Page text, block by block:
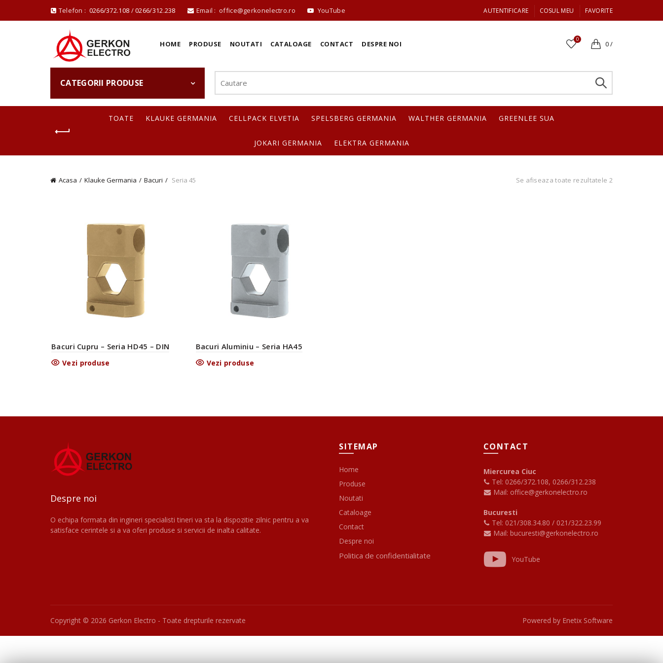
Telefon : 0266/372.108 /0266/312.238 Email : office@gerkonelectro.ro YouTube AUTENTIFICARE COSUL MEU FAVORITE
HOME PRODUSE NOUTATI CATALOAGE CONTACT DESPRE NOI
0
0/
CATEGORII PRODUSE
TOATE KLAUKE GERMANIA CELLPACK ELVETIA SPELSBERG GERMANIA WALTHER GERMANIA GREENLEE SUA
JOKARI GERMANIA ELEKTRA GERMANIA
Acasa Klauke Germania Bacuri Seria 45 Se afiseaza toate rezultatele 2
Bacuri Cupru – Seria HD45 – DIN
Vezi produse
Bacuri Aluminiu – Seria HA45
Vezi produse
Despre noi
O echipa formata din ingineri specialisti tineri va sta la dispozitie zilnic pentru a va
satisface cerintele si a va oferi produse si servicii de inalta calitate.
SITEMAP
Home
Produse
Noutati
Cataloage
Contact
Despre noi
Politica de confidentialitate
CONTACT
Miercurea Ciuc
Tel: 0266/372.108, 0266/312.238
Mail: office@gerkonelectro.ro
Bucuresti
Tel: 021/308.34.80 / 021/322.23.99
Mail: bucuresti@gerkonelectro.ro
YouTube
Copyright © 2026 Gerkon Electro - Toate drepturile rezervate Powered by Enetix Software